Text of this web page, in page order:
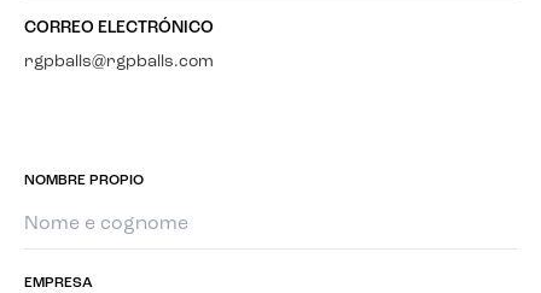
CORREO ELECTRÓNICO
rgpballs@rgpballs.com
NOMBRE PROPIO
EMPRESA